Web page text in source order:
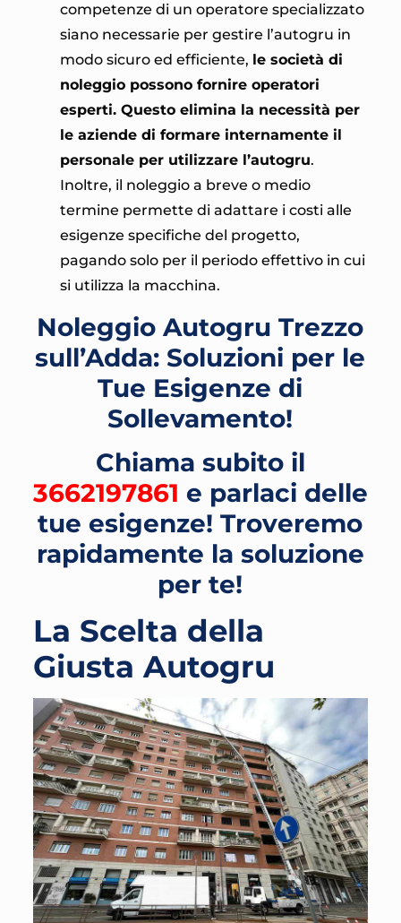
competenze di un operatore specializzato
siano necessarie per gestire l’autogru in
modo sicuro ed efficiente, le società di
noleggio possono fornire operatori
esperti. Questo elimina la necessità per
le aziende di formare internamente il
personale per utilizzare l’autogru.
Inoltre, il noleggio a breve o medio
termine permette di adattare i costi alle
esigenze specifiche del progetto,
pagando solo per il periodo effettivo in cui
si utilizza la macchina.
Noleggio Autogru Trezzo
sull’Adda: Soluzioni per le
Tue Esigenze di
Sollevamento!
Chiama subito il
3662197861 e parlaci delle
tue esigenze! Troveremo
rapidamente la soluzione
per te!
La Scelta della
Giusta Autogru